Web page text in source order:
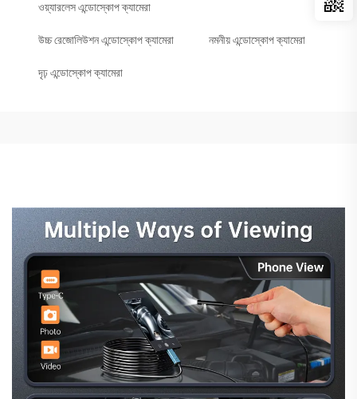
ওয়্যারলেস এন্ডোস্কোপ ক্যামেরা
উচ্চ রেজোলিউশন এন্ডোস্কোপ ক্যামেরা নমনীয় এন্ডোস্কোপ ক্যামেরা
দৃঢ় এন্ডোস্কোপ ক্যামেরা